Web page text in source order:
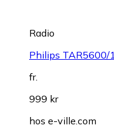
Radio
Philips TAR5600/
fr.
999 kr
hos e-ville.com